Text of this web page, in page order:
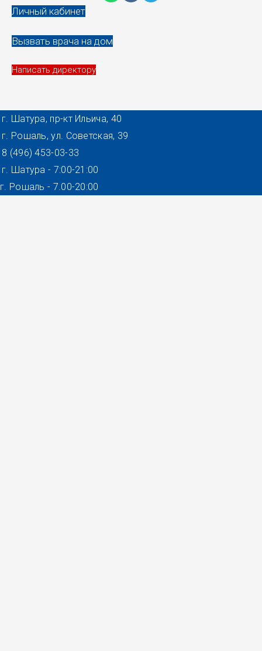
Личный кабинет
Вызвать врача на дом
Написать директору
г. Шатура, пр-кт Ильича, 40
г. Рошаль, ул. Советская, 39
8 (496) 453-03-33
г. Шатура - 7:00-21:00
г. Рошаль - 7.00-20:00